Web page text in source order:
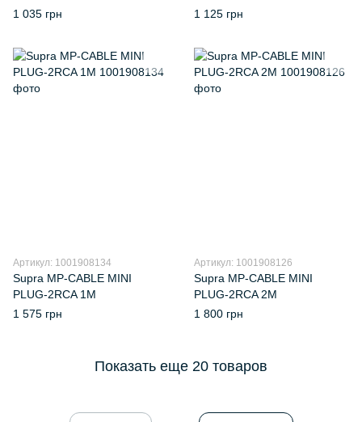
1 035 грн
1 125 грн
Артикул: 1001908134
Supra MP-CABLE MINI
PLUG-2RCA 1M
1 575 грн
Артикул: 1001908126
Supra MP-CABLE MINI
PLUG-2RCA 2M
1 800 грн
Показать еще 20 товаров